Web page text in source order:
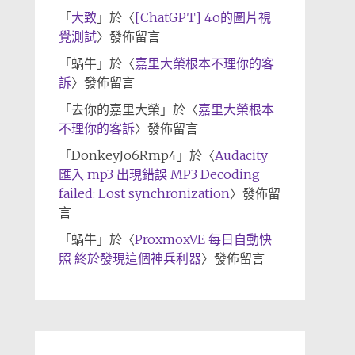
「 大致 」於〈[ChatGPT] 4o的圖片視
覺測試〉發佈留言
「 蝸牛」於〈嘉里大榮根本不理你的客
訴〉發佈留言
「 去你的嘉里大榮 」於〈嘉里大榮根本
不理你的客訴〉發佈留言
「 DonkeyJo6Rmp4」於〈Audacity
匯入 mp3 出現錯誤 MP3 Decoding
failed: Lost synchronization〉發佈留
言
「 蝸牛」於〈ProxmoxVE 每日自動快
照 終於發現這個神兵利器〉發佈留言